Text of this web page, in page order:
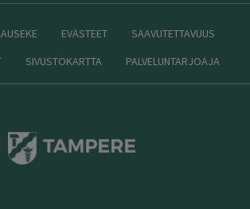
EVÄSTEET
SAAVUTETTAVUUS
SIVUSTOKARTTA PALVELUNTARJOAJA